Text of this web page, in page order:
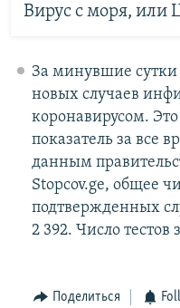
Вирус с моря, или
За минувшие сутки
новых случаев
коронавирусом.
показатель за все
данным
Stopcov.ge, общее
подтвержденных
2 392. Число тестов
Поделиться